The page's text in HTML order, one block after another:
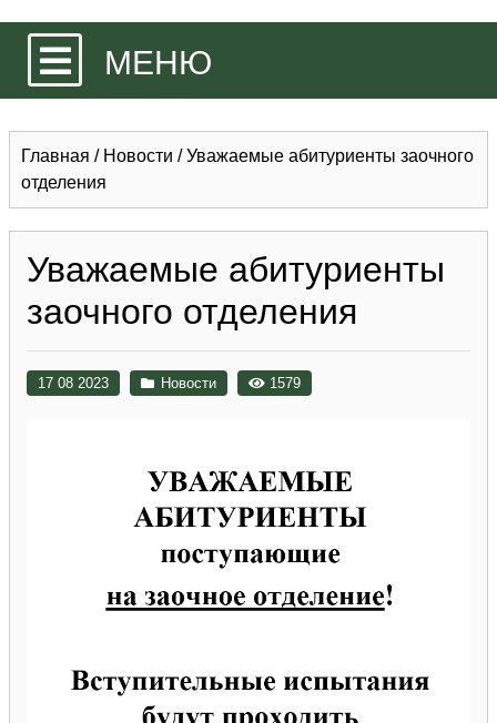
МЕНЮ
Главная / Новости /Уважаемые абитуриенты заочного
отделения
Уважаемые абитуриенты
заочного отделения
17 08 2023 Новости 1579